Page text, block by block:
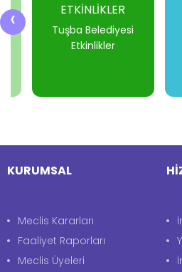
‹ ETKİNLİKLER
Tuşba Belediyesi
Etkinlikler
KURUMSAL
Meclis Kararları
Faaliyet Raporları
Meclis Üyeleri